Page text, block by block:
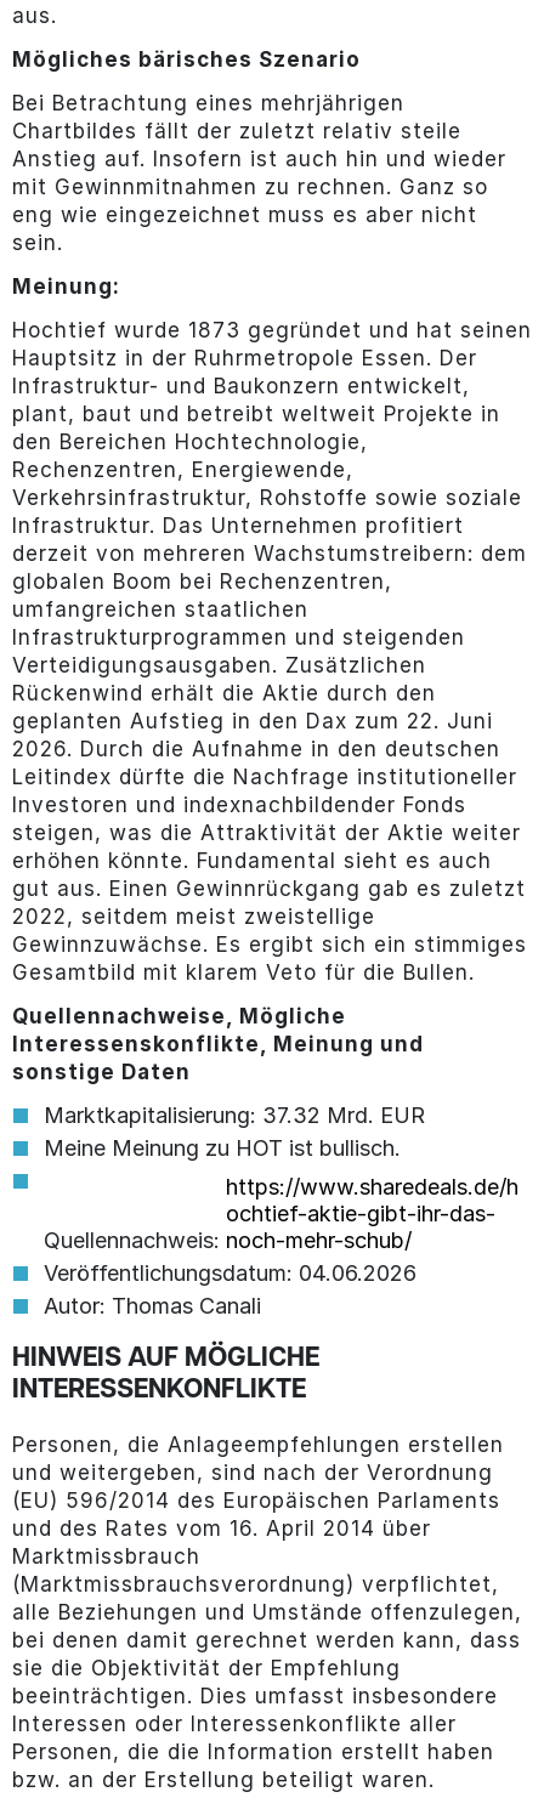
aus.
Mögliches bärisches Szenario
Bei Betrachtung eines mehrjährigen
Chartbildes fällt der zuletzt relativ steile
Anstieg auf. Insofern ist auch hin und wieder
mit Gewinnmitnahmen zu rechnen. Ganz so
eng wie eingezeichnet muss es aber nicht
sein.
Meinung:
Hochtief wurde 1873 gegründet und hat seinen
Hauptsitz in der Ruhrmetropole Essen. Der
Infrastruktur- und Baukonzern entwickelt,
plant, baut und betreibt weltweit Projekte in
den Bereichen Hochtechnologie,
Rechenzentren, Energiewende,
Verkehrsinfrastruktur, Rohstoffe sowie soziale
Infrastruktur. Das Unternehmen profitiert
derzeit von mehreren Wachstumstreibern: dem
globalen Boom bei Rechenzentren,
umfangreichen staatlichen
Infrastrukturprogrammen und steigenden
Verteidigungsausgaben. Zusätzlichen
Rückenwind erhält die Aktie durch den
geplanten Aufstieg in den Dax zum 22. Juni
2026. Durch die Aufnahme in den deutschen
Leitindex dürfte die Nachfrage institutioneller
Investoren und indexnachbildender Fonds
steigen, was die Attraktivität der Aktie weiter
erhöhen könnte. Fundamental sieht es auch
gut aus. Einen Gewinnrückgang gab es zuletzt
2022, seitdem meist zweistellige
Gewinnzuwächse. Es ergibt sich ein stimmiges
Gesamtbild mit klarem Veto für die Bullen.
Quellennachweise, Mögliche
Interessenskonflikte, Meinung und
sonstige Daten
Marktkapitalisierung: 37.32 Mrd. EUR
Meine Meinung zu HOT ist bullisch.
Quellennachweis:
https://www.sharedeals.de/h
ochtief-aktie-gibt-ihr-das-
noch-mehr-schub/
Veröffentlichungsdatum: 04.06.2026
Autor: Thomas Canali
HINWEIS AUF MÖGLICHE
INTERESSENKONFLIKTE
Personen, die Anlageempfehlungen erstellen
und weitergeben, sind nach der Verordnung
(EU) 596/2014 des Europäischen Parlaments
und des Rates vom 16. April 2014 über
Marktmissbrauch
(Marktmissbrauchsverordnung) verpflichtet,
alle Beziehungen und Umstände offenzulegen,
bei denen damit gerechnet werden kann, dass
sie die Objektivität der Empfehlung
beeinträchtigen. Dies umfasst insbesondere
Interessen oder Interessenkonflikte aller
Personen, die die Information erstellt haben
bzw. an der Erstellung beteiligt waren.